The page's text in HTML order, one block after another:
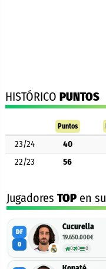
HISTÓRICO PUNTOS
Puntos
23/24 40
22/23
56
Jugadores TOP en su
DF
0
Cucurella
19.650.000€
0 0 0